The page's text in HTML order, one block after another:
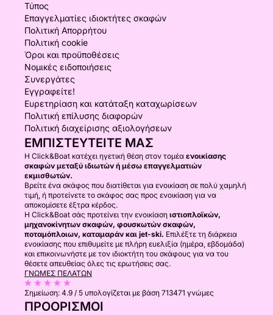
Τύπος
Επαγγελματίες ιδιοκτήτες σκαφών
Πολιτική Απορρήτου
Πολιτική cookie
Όροι και προϋποθέσεις
Νομικές ειδοποιήσεις
Συνεργάτες
Εγγραφείτε!
Ευρετηρίαση και κατάταξη καταχωρίσεων
Πολιτική επίλυσης διαφορών
Πολιτική διαχείρισης αξιολογήσεων
ΕΜΠΙΣΤΕΥΤΕΊΤΕ ΜΑΣ
Η Click&Boat κατέχει ηγετική θέση στον τομέα ενοικίασης
σκαφών μεταξύ ιδιωτών ή μέσω επαγγελματιών
εκμισθωτών.
Βρείτε ένα σκάφος που διατίθεται για ενοικίαση σε πολύ χαμηλή
τιμή, ή προτείνετε το σκάφος σας προς ενοικίαση για να
αποκομίσετε έξτρα κέρδος.
Η Click&Boat σάς προτείνει την ενοικίαση ιστιοπλοϊκών,
μηχανοκίνητων σκαφών, φουσκωτών σκαφών,
ποταμόπλοιων, καταμαράν και jet-ski. Επιλέξτε τη διάρκεια
ενοικίασης που επιθυμείτε με πλήρη ευελιξία (ημέρα, εβδομάδα)
και επικοινωνήστε με τον ιδιοκτήτη του σκάφους για να του
θέσετε απευθείας όλες τις ερωτήσεις σας.
ΓΝΏΜΕΣ ΠΕΛΑΤΏΝ
Σημείωση: 4.9 / 5 υπολογίζεται με βάση 713471 γνώμες
ΠΡΟΟΡΙΣΜΟΊ